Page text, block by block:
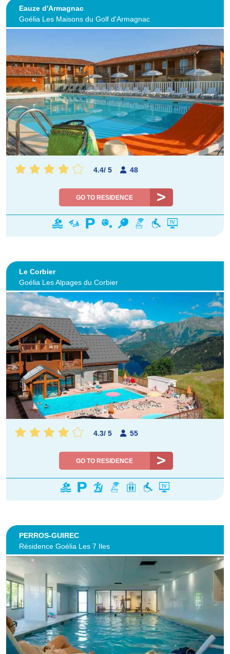
Eauze d'Armagnac
Goélia Les Maisons du Golf d'Armagnac
4.4/ 5 48
GO TO RESIDENCE
Le Corbier
Goélia Les Alpages du Corbier
4.3/ 5 55
GO TO RESIDENCE
PERROS-GUIREC
Résidence Goélia Les 7 Iles